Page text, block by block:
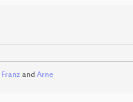
Franzand Arne